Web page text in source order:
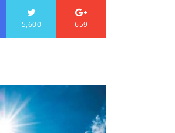
5,600 659